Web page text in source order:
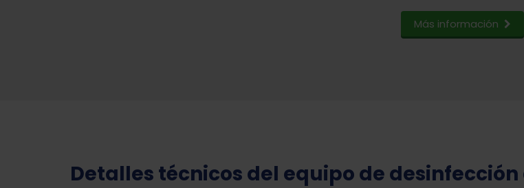
Más información
Detalles técnicos del equipo de